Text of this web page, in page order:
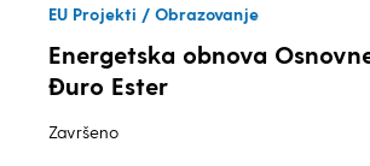
EU Projekti / Obrazovanje
Energetska obnova
Đuro Ester
Završeno